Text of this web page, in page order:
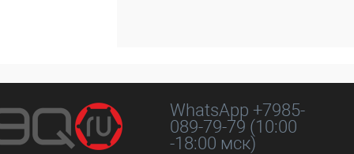
WhatsApp +7985-
089-79-79 (10:00
-18:00 мск)